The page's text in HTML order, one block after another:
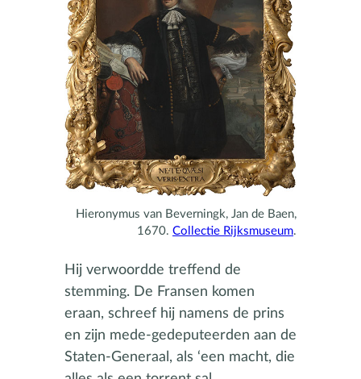
Hieronymus van Beverningk, Jan de Baen,
1670. Collectie Rijksmuseum.
Hij verwoordde treffend de
stemming. De Fransen komen
eraan, schreef hij namens de prins
en zijn mede-gedeputeerden aan de
Staten-Generaal, als ‘een macht, die